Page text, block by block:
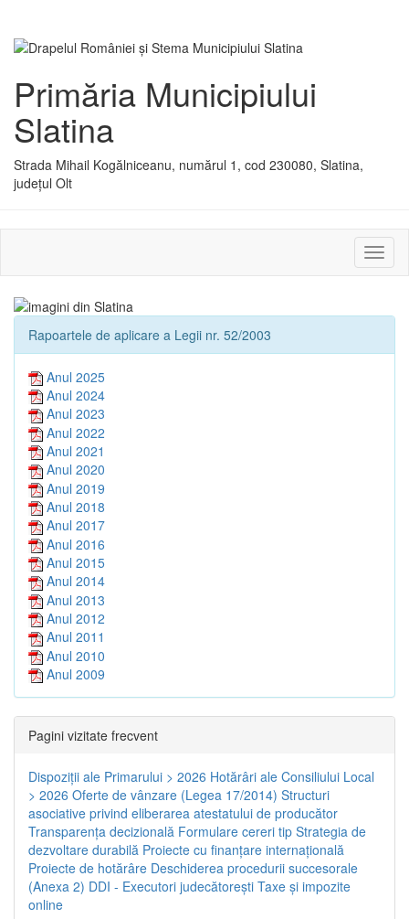
Primăria Municipiului
Slatina
Strada Mihail Kogălniceanu, numărul 1, cod 230080, Slatina,
județul Olt
sau
Rapoartele de aplicare a Legii nr. 52/2003
Anul 2025
Anul 2024
Anul 2023
Anul 2022
Anul 2021
Anul 2020
Anul 2019
Anul 2018
Anul 2017
Anul 2016
Anul 2015
Anul 2014
Anul 2013
Anul 2012
Anul 2011
Anul 2010
Anul 2009
Pagini vizitate frecvent
Dispoziţii ale Primarului > 2026 Hotărâri ale Consiliului Local
> 2026 Oferte de vânzare (Legea 17/2014) Structuri
asociative privind eliberarea atestatului de producător
Transparenţa decizională Formulare cereri tip Strategia de
dezvoltare durabilă Proiecte cu finanţare internaţională
Proiecte de hotărâre Deschiderea procedurii succesorale
(Anexa 2) DDI - Executori judecătorești Taxe şi impozite
online